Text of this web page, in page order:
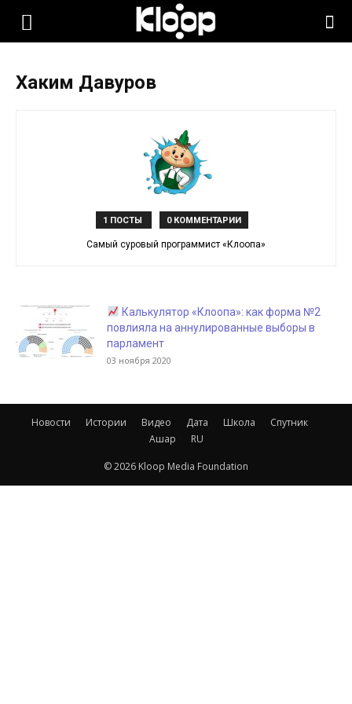
KLOOP.KG
Хаким Давуров
1 ПОСТЫ 0 КОММЕНТАРИИ
Самый суровый программист «Клоопа»
Калькулятор «Клоопа»: как форма №2
повлияла на аннулированные выборы в
парламент
03 ноября 2020
Новости Истории Видео Дата Школа
Спутник
Ашар
RU
© 2026 Kloop Media Foundation